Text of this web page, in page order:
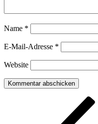
Name *
E-Mail-Adresse *
Website
Beitragsnavigation